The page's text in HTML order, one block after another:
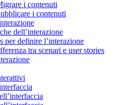
i contenuti
i contenuti
dell’interazione
per definire l’interazione
tra scenari e user stories